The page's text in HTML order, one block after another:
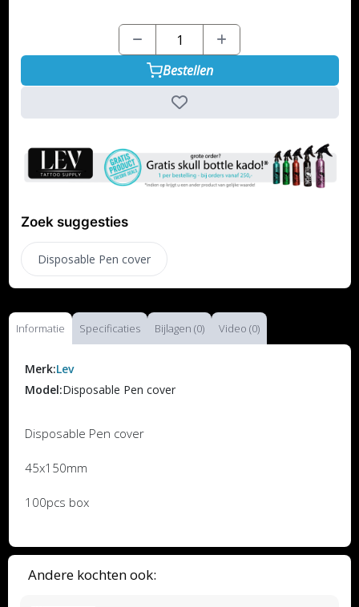
Andere kochten ook:
Bestellen
Zoek suggesties
Disposable Pen cover
Informatie Specificaties Bijlagen (0) Video (0)
Merk:Lev
Model:Disposable Pen cover
Disposable Pen cover
45x150mm
100pcs box